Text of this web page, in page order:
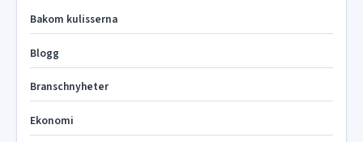
Bakom kulisserna
Blogg
Branschnyheter
Ekonomi